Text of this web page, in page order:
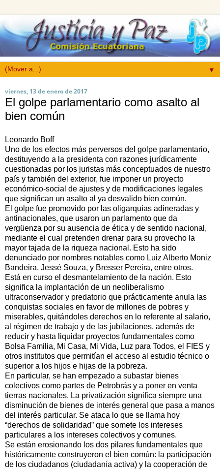
▼
viernes, 13 de enero de 2017
El golpe parlamentario como asalto al
bien común
Leonardo Boff
Uno de los efectos más perversos del golpe parlamentario,
destituyendo a la presidenta con razones jurídicamente
cuestionadas por los juristas más conceptuados de nuestro
país y también del exterior, fue imponer un proyecto
económico-social de ajustes y de modificaciones legales
que significan un asalto al ya desvalido bien común.
El golpe fue promovido por las oligarquías adineradas y
antinacionales, que usaron un parlamento que da
vergüenza por su ausencia de ética y de sentido nacional,
mediante el cual pretenden drenar para su provecho la
mayor tajada de la riqueza nacional. Esto ha sido
denunciado por nombres notables como Luiz Alberto Moniz
Bandeira, Jessé Souza, y Bresser Pereira, entre otros.
Está en curso el desmantelamiento de la nación. Esto
significa la implantación de un neoliberalismo
ultraconservador y predatorio que prácticamente anula las
conquistas sociales en favor de millones de pobres y
miserables, quitándoles derechos en lo referente al salario,
al régimen de trabajo y de las jubilaciones, además de
reducir y hasta liquidar proyectos fundamentales como
Bolsa Familia, Mi Casa, Mi Vida, Luz para Todos, el FIES y
otros institutos que permitían el acceso al estudio técnico o
superior a los hijos e hijas de la pobreza.
En particular, se han empezado a subastar bienes
colectivos como partes de Petrobrás y a poner en venta
tierras nacionales. La privatización significa siempre una
disminución de bienes de interés general que pasa a manos
del interés particular. Se ataca lo que se llama hoy
“derechos de solidaridad” que somete los intereses
particulares a los intereses colectivos y comunes.
Se están erosionando los dos pilares fundamentales que
históricamente construyeron el bien común: la participación
de los ciudadanos (ciudadanía activa) y la cooperación de